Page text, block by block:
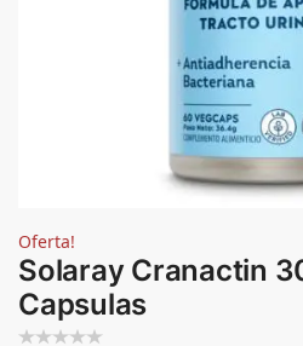
Oferta!
Solaray Cranactin
Capsulas